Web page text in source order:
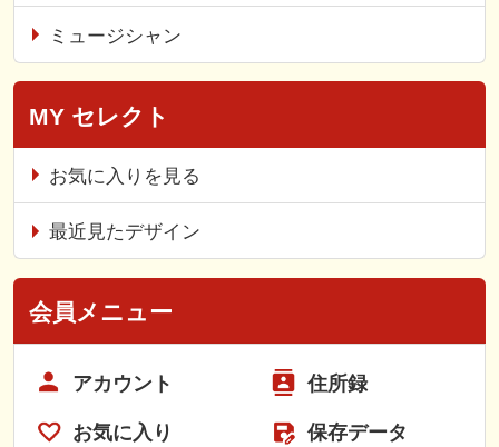
ミュージシャン
MY セレクト
お気に入りを見る
最近見たデザイン
会員メニュー
アカウント 住所録
お気に入り 保存データ